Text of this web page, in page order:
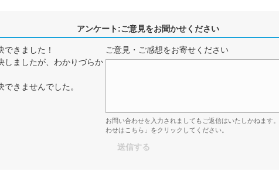
アンケート:ご意見をお聞かせください
できました！
しましたが、わかりづらか
できませんでした。
ご意見・ご感想をお寄せください
お問い合わせを入力されましてもご返信はいたしかねます
わせはこちら」をクリックしてください。